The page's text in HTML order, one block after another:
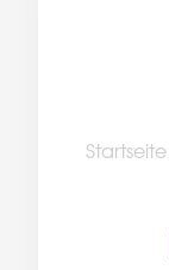
Startseite